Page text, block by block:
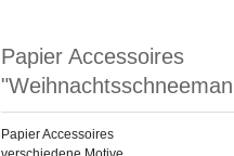
Papier Accessoires
Papier Accessoires